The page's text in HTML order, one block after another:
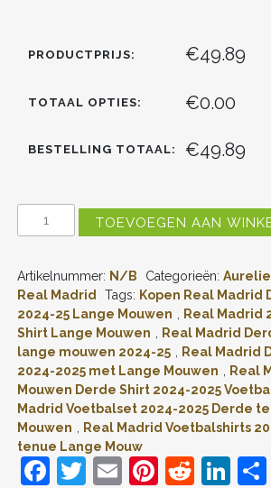
PRODUCTPRIJS: €49.89
TOTAAL OPTIES: €0.00
BESTELLING TOTAAL: €49.89
SHIRT
2024-
2025
AURELIEN
TCHOUAMENI
#14
VOETBALTENUE
LANGE
MOUW
(+
KORTE
BROEKEN)
AANTAL
TOEVOEGEN AAN
Artikelnummer: N/B Categorieën:
Real Madrid
Tags: Kopen Real Madrid
2024-25 Lange Mouwen
Real Madrid
Shirt Lange Mouwen
Real Madrid
lange mouwen 2024-25
Real Madrid
2024-2025 met Lange Mouwen
Real
Mouwen Derde Shirt 2024-2025
Madrid Voetbalset 2024-2025 Derde
Mouwen
Real Madrid Voetbalshirts
tenue Lange Mouw
F T E Pi R Li D